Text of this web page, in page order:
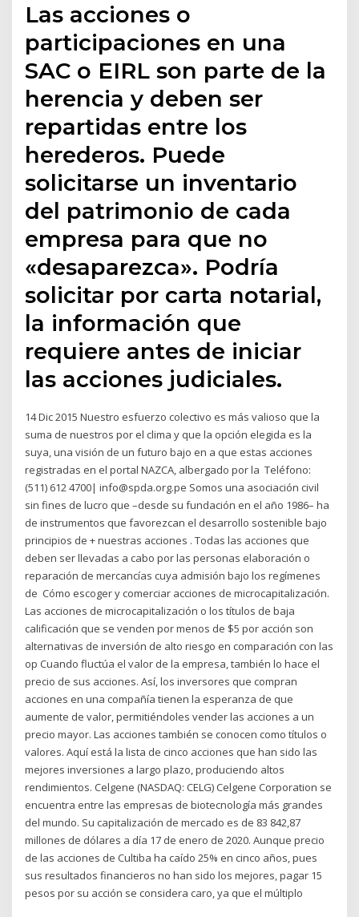
Las acciones o
participaciones en una
SAC o EIRL son parte de la
herencia y deben ser
repartidas entre los
herederos. Puede
solicitarse un inventario
del patrimonio de cada
empresa para que no
«desaparezca». Podría
solicitar por carta notarial,
la información que
requiere antes de iniciar
las acciones judiciales.
14 Dic 2015 Nuestro esfuerzo colectivo es más valioso que la
suma de nuestros por el clima y que la opción elegida es la
suya, una visión de un futuro bajo en a que estas acciones
registradas en el portal NAZCA, albergado por la Teléfono:
(511) 612 4700| info@spda.org.pe Somos una asociación civil
sin fines de lucro que –desde su fundación en el año 1986– ha
de instrumentos que favorezcan el desarrollo sostenible bajo
principios de + nuestras acciones . Todas las acciones que
deben ser llevadas a cabo por las personas elaboración o
reparación de mercancías cuya admisión bajo los regímenes
de Cómo escoger y comerciar acciones de microcapitalización.
Las acciones de microcapitalización o los títulos de baja
calificación que se venden por menos de $5 por acción son
alternativas de inversión de alto riesgo en comparación con las
op Cuando fluctúa el valor de la empresa, también lo hace el
precio de sus acciones. Así, los inversores que compran
acciones en una compañía tienen la esperanza de que
aumente de valor, permitiéndoles vender las acciones a un
precio mayor. Las acciones también se conocen como títulos o
valores. Aquí está la lista de cinco acciones que han sido las
mejores inversiones a largo plazo, produciendo altos
rendimientos. Celgene (NASDAQ: CELG) Celgene Corporation se
encuentra entre las empresas de biotecnología más grandes
del mundo. Su capitalización de mercado es de 83 842,87
millones de dólares a día 17 de enero de 2020. Aunque precio
de las acciones de Cultiba ha caído 25% en cinco años, pues
sus resultados financieros no han sido los mejores, pagar 15
pesos por su acción se considera caro, ya que el múltiplo